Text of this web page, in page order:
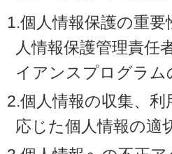
1.個人情報保護の重
人情報保護管理責任
イアンスプログラム
2.個人情報の収集、
応じた個人情報の適